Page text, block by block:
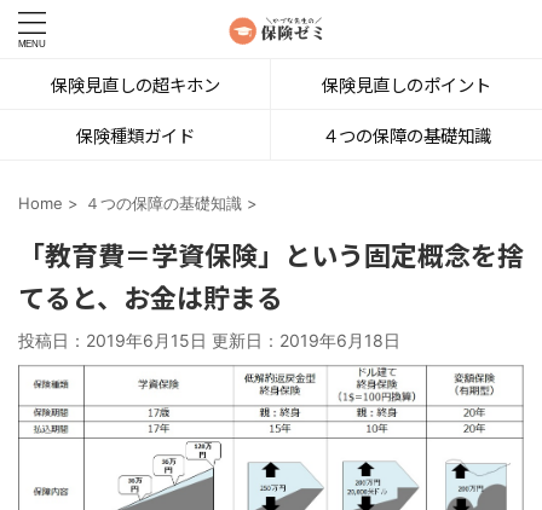
保険見直しの超キホン
保険見直しのポイント
保険種類ガイド
４つの保障の基礎知識
Home > ４つの保障の基礎知識 >
「教育費＝学資保険」という固定概念を捨
てると、お金は貯まる
投稿日：2019年6月15日 更新日： 2019年6月18日